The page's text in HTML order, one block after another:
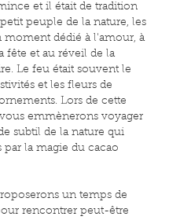
et il était de tradition
peuple de la nature, les
moment dédié à l'amour, à
fête et au réveil de la
Le feu était souvent le
et les fleurs de
Lors de cette
emmènerons voyager
subtil de la nature qui
par la magie du cacao
un temps de
rencontrer peut-être